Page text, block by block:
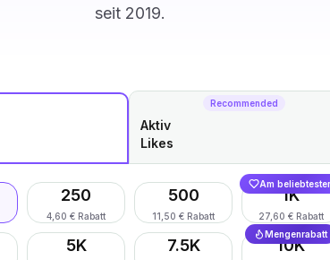
seit 2019.
Recommended
Aktiv
Likes
250
4,60 € Rabatt
500
11,50 € Rabatt
Am
1K
27,60 € Rabatt
5K 7.5K
Mengenrabatt
10K